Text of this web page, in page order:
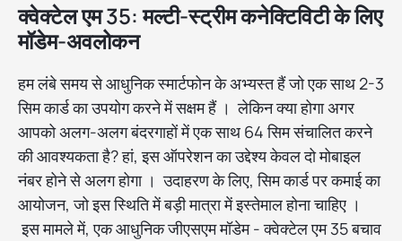
क्वेक्टेल एम 35: मल्टी-स्ट्रीम कनेक्टिविटी के लिए
मॉडेम-अवलोकन
हम लंबे समय से आधुनिक स्मार्टफोन के अभ्यस्त हैं जो एक साथ 2-3
सिम कार्ड का उपयोग करने में सक्षम हैं । लेकिन क्या होगा अगर
आपको अलग-अलग बंदरगाहों में एक साथ 64 सिम संचालित करने
की आवश्यकता है? हां, इस ऑपरेशन का उद्देश्य केवल दो मोबाइल
नंबर होने से अलग होगा । उदाहरण के लिए, सिम कार्ड पर कमाई का
आयोजन, जो इस स्थिति में बड़ी मात्रा में इस्तेमाल होना चाहिए ।
इस मामले में, एक आधुनिक जीएसएम मॉडेम - क्वेक्टेल एम 35 बचाव